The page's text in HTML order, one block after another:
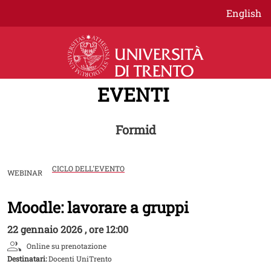
Salta al contenuto principale
English
EVENTI
Formid
WEBINAR CICLO DELL'EVENTO
Image
Moodle: lavorare a gruppi
22 gennaio 2026 , ore 12:00
Online su prenotazione
Destinatari:Docenti UniTrento